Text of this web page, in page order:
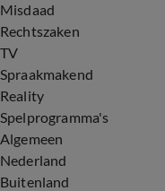
Misdaad
Rechtszaken
TV
Spraakmakend
Reality
Spelprogramma's
Algemeen
Nederland
Buitenland